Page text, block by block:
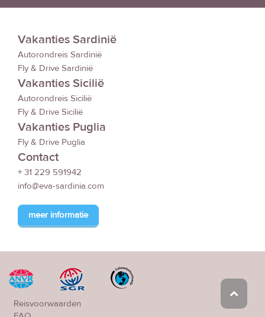
Vakanties Sardinië
Autorondreis Sardinië
Fly & Drive Sardinië
Vakanties Sicilië
Autorondreis Sicilië
Fly & Drive Sicilië
Vakanties Puglia
Fly & Drive Puglia
Contact
+ 31 229 591942
info@eva-sardinia.com
meer informatie
Reisvoorwaarden